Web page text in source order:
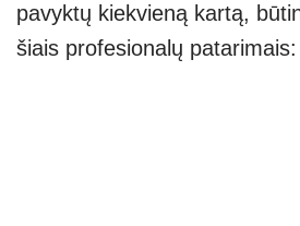
pavyktų kiekvieną kartą,
šiais profesionalų patarimais: